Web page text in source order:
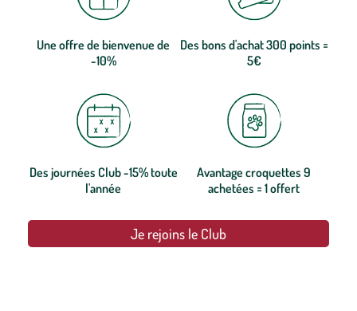
Une offre de bienvenue de
-10%
Des bons d'achat 300 points =
5€
Des journées Club -15% toute
l'année
Avantage croquettes 9
achetées = 1 offert
Je rejoins le Club